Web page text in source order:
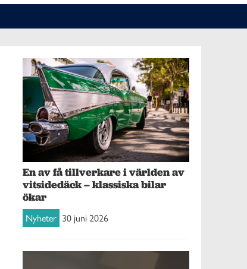
En av få tillverkare i världen av
vitsidedäck – klassiska bilar
ökar
Nyheter 30 juni 2026